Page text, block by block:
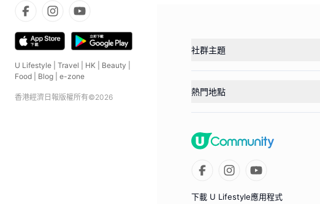
U Lifestyle Travel HK Beauty
Food
Blog e-zone
香港經濟日報版權所有©2026
社群主題
熱門地點
下載 U Lifestyle應用程式